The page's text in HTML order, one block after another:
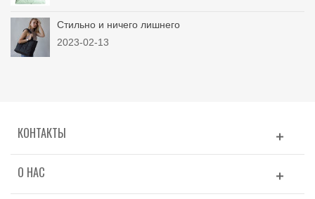
Стильно и ничего лишнего
2023-02-13
КОНТАКТЫ
О НАС